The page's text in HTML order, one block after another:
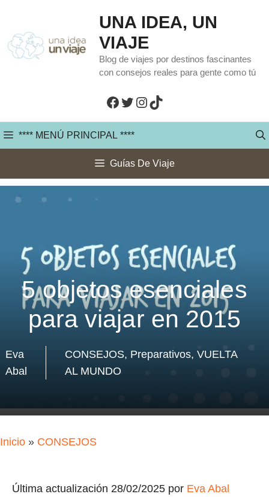
contenido
UNA IDEA, UN
VIAJE
Blog de viajes por destinos fascinantes
con consejos reales para gente como tú
Facebook
Twitter
Instagram
TikTok
**** MENÚ PRINCIPAL ****
Guías De Viaje
5 objetos esenciales
para viajar en 2015
Eva
Abal
CONSEJOS, Preparativos,VUELTA
AL MUNDO
Inicio » CONSEJOS
Última actualización 28/02/2025 por Eva Abal